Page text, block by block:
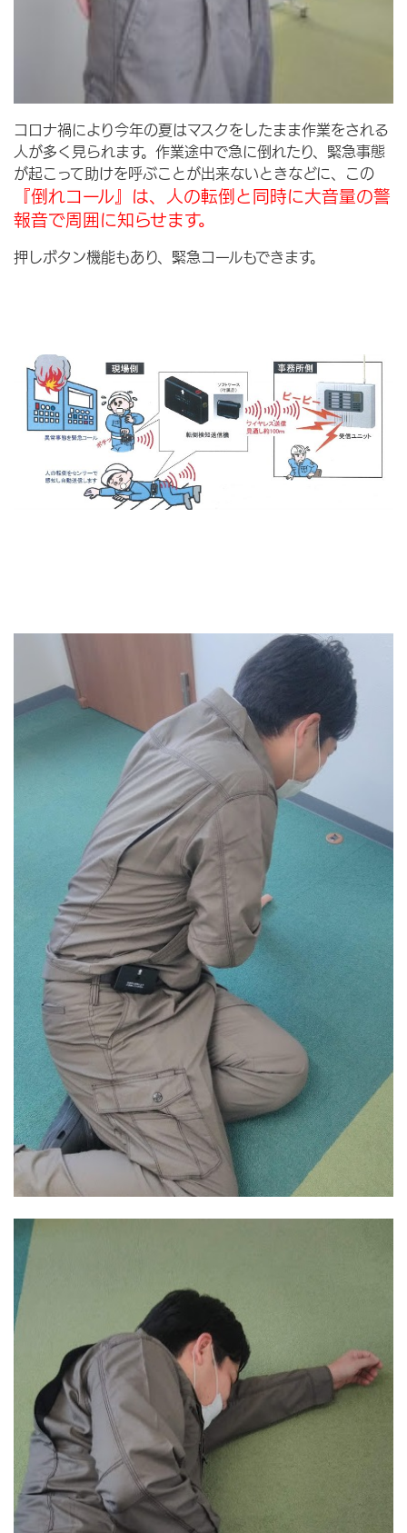
コロナ禍により今年の夏はマスクをしたまま作業をされる
人が多く見られます。作業途中で急に倒れたり、緊急事態
が起こって助けを呼ぶことが出来ないときなどに、この
『倒れコール』は、人の転倒と同時に大音量の警
報音で周囲に知らせます。
押しボタン機能もあり、緊急コールもできます。